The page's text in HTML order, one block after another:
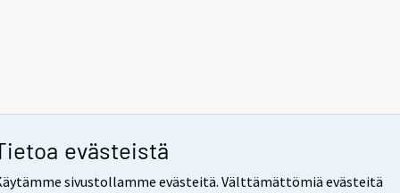
evästeistä
sivustollamme evästeitä. Välttämättömiä evästeitä